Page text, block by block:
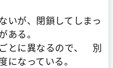
いが、閉鎖してしまっ
ある。
とに異なるので、 別
になっている。